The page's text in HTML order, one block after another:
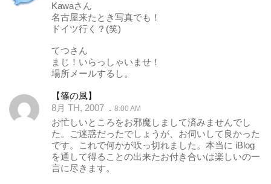
Kawaさん
名古屋来たとき写真でも！
ドイツ行く？(笑)
てつさん
まじ！いらっしゃいませ！
場所メールするし。
【篠の風】
8月 TH, 2007
8:00 AM
お忙しいところをお邪魔しまして済みませんでし
た。ご迷惑だったでしょうが、お伺いして良かった
です。これで何かが吹っ切れました。本当に iBlog
を通して得ることの出来たお付き合いは楽しいの一
言に尽きます。